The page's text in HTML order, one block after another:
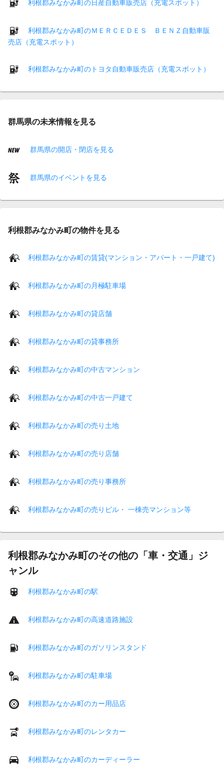
利根郡みなかみ町の日産自動車販売店（充電スポット）
利根郡みなかみ町のＭＥＲＣＥＤＥＳ ＢＥＮＺ自動車販
売店（充電スポット）
利根郡みなかみ町のトヨタ自動車販売店（充電スポット）
群馬県の未来情報を見る
群馬県の開店・閉店を見る
群馬県のイベントを見る
利根郡みなかみ町の物件を見る
利根郡みなかみ町の賃貸(マンション・アパート・一戸建て)
利根郡みなかみ町の月極駐車場
利根郡みなかみ町の貸店舗
利根郡みなかみ町の貸事務所
利根郡みなかみ町の中古マンション
利根郡みなかみ町の中古一戸建て
利根郡みなかみ町の売り土地
利根郡みなかみ町の売り店舗
利根郡みなかみ町の売り事務所
利根郡みなかみ町の売りビル・ 一棟売マンション等
利根郡みなかみ町のその他の「車・交通」ジ
ャンル
利根郡みなかみ町の駅
利根郡みなかみ町の高速道路施設
利根郡みなかみ町のガソリンスタンド
利根郡みなかみ町の駐車場
利根郡みなかみ町のカー用品店
利根郡みなかみ町のレンタカー
利根郡みなかみ町のカーディーラー